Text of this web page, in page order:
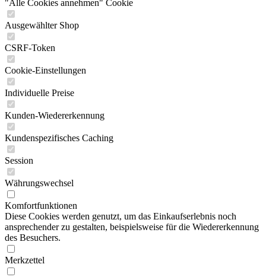
"Alle Cookies annehmen" Cookie
Ausgewählter Shop
CSRF-Token
Cookie-Einstellungen
Individuelle Preise
Kunden-Wiedererkennung
Kundenspezifisches Caching
Session
Währungswechsel
Komfortfunktionen
Diese Cookies werden genutzt, um das Einkaufserlebnis noch
ansprechender zu gestalten, beispielsweise für die Wiedererkennung
des Besuchers.
Merkzettel